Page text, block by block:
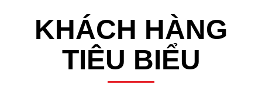
KHÁCH HÀNG
TIÊU BIỂU